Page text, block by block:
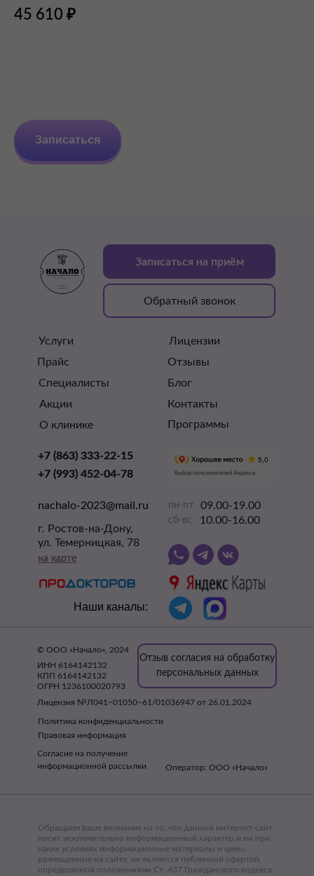
45 610 ₽
Записаться
Лицензии
Отзывы
Блог
Контакты
О клинике
Записаться на приём
Обратный звонок
Отзыв согласия на обработку
персональных данных
пн-пт 09.00-19.00
сб-вс 10.00-16.00
Обращаем ваше внимание на то, что данный интернет-сайт
носит исключительно информационный характер и ни при
каких условиях информационные материалы и цены,
размещенные на сайте, не являются публичной офертой,
определяемой положениями Ст. 437 Гражданского кодекса
Политика конфиденциальности
Правовая информация
Согласие на получение
информационной рассылки
+7 (993) 452-04-78
+7 (993) 452-04-78
+7 (863) 333-22-15
+7 (863) 333-22-15
nachalo-2023@mail.ru
nachalo-2023@mail.ru
г. Ростов-на-Дону,
ул. Темерницкая, 78
на карте
на карте
© ООО «Начало», 2024
Оператор: ООО «Начало»
ИНН 6164142132
КПП 6164142132
ОГРН 1236100020793
Лицензия №Л041−01050−61/01036947 от 26.01.2024
Услуги
Прайс
Специалисты
Акции
Программы
Наши каналы: